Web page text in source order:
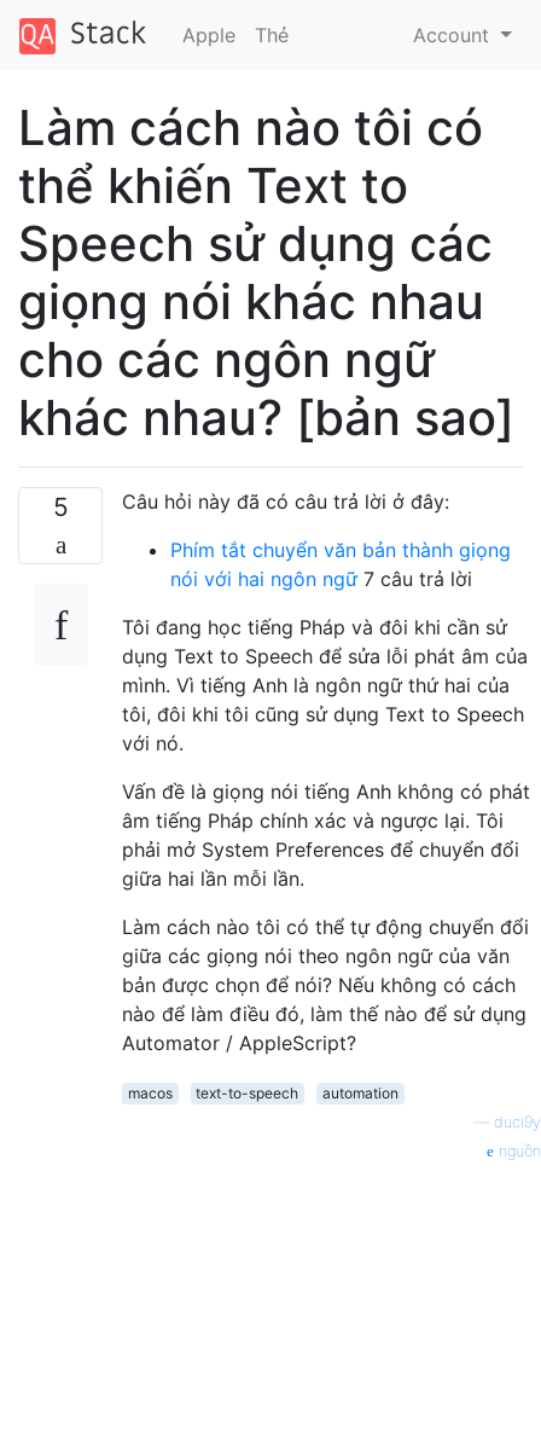
Apple Thẻ Account
Làm cách nào tôi có
thể khiến Text to
Speech sử dụng các
giọng nói khác nhau
cho các ngôn ngữ
khác nhau? [bản sao]
5
Câu hỏi này đã có câu trả lời ở đây:
Phím tắt chuyển văn bản thành giọng
nói với hai ngôn ngữ 7 câu trả lời
Tôi đang học tiếng Pháp và đôi khi cần sử
dụng Text to Speech để sửa lỗi phát âm của
mình. Vì tiếng Anh là ngôn ngữ thứ hai của
tôi, đôi khi tôi cũng sử dụng Text to Speech
với nó.
Vấn đề là giọng nói tiếng Anh không có phát
âm tiếng Pháp chính xác và ngược lại. Tôi
phải mở System Preferences để chuyển đổi
giữa hai lần mỗi lần.
Làm cách nào tôi có thể tự động chuyển đổi
giữa các giọng nói theo ngôn ngữ của văn
bản được chọn để nói? Nếu không có cách
nào để làm điều đó, làm thế nào để sử dụng
Automator / AppleScript?
macos text-to-speech
automation
duci9y
nguồn